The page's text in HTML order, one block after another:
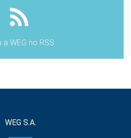
a WEG no RSS
WEG S.A.